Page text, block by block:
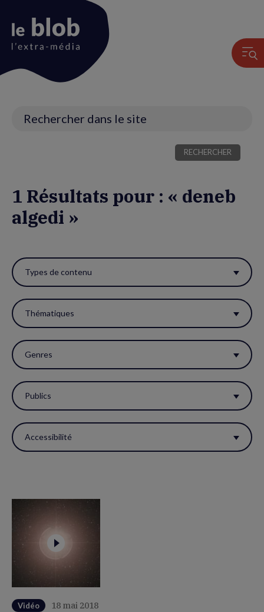
1 Résultats pour : « deneb
algedi »
ces
filtres
pour
réactualiser
la
page.
Types de contenu
Thématiques
Genres
Publics
Accessibilité
Vidéo 18 mai 2018